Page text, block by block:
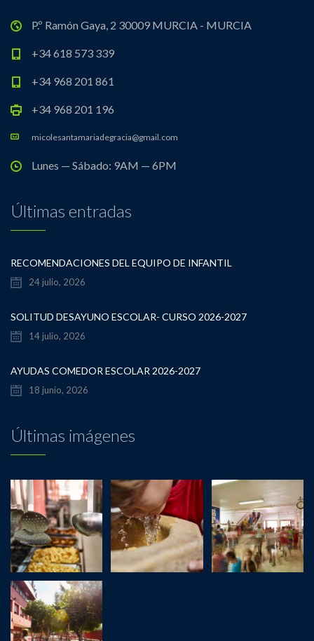
P.º Ramón Gaya, 2 30009 MURCIA - MURCIA
+34 618 573 339
+34 968 201 861
+34 968 201 196
micolesantamariadegracia@gmail.com
Lunes — Sábado: 9AM — 6PM
Últimas entradas
RECOMENDACIONES DEL EQUIPO DE INFANTIL
24 julio, 2026
SOLITUD DESAYUNO ESCOLAR- CURSO 2026-2027
14 julio, 2026
AYUDAS COMEDOR ESCOLAR 2026-2027
18 junio, 2026
Últimas imágenes